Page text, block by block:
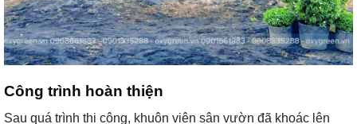
Công trình hoàn thiện
Sau quá trình thi công, khuôn viên sân vườn đã khoác lên